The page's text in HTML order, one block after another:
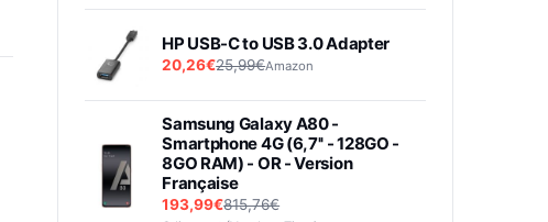
HP USB-C to USB 3.0 Adapter
20,26€25,99€Amazon
Samsung Galaxy A80 -
Smartphone 4G (6,7'' - 128GO -
8GO RAM) - OR - Version
Française
193,99€815,76€